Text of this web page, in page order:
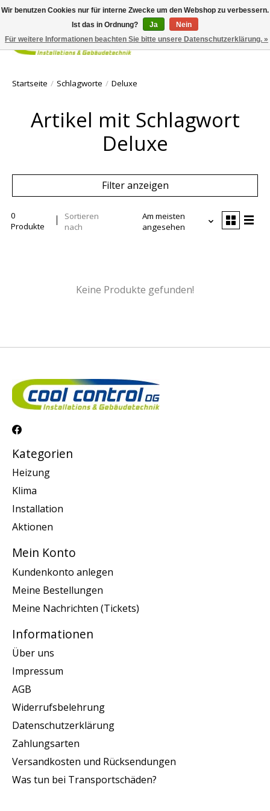
Ihr
Startseite / Schlagworte / Deluxe
Artikel mit Schlagwort
Deluxe
Filter anzeigen
0
Produkte
Sortieren
nach
Am meisten
angesehen
Keine Produkte gefunden!
Kategorien
Heizung
Klima
Installation
Aktionen
Mein Konto
Kundenkonto anlegen
Meine Bestellungen
Meine Nachrichten (Tickets)
Informationen
Über uns
Impressum
AGB
Widerrufsbelehrung
Datenschutzerklärung
Zahlungsarten
Versandkosten und Rücksendungen
Was tun bei Transportschäden?
Wir benutzen Cookies nur für interne Zwecke um den Webshop zu verbessern.
Ist das in Ordnung?
Ja
Nein
Für weitere Informationen beachten Sie bitte unsere Datenschutzerklärung. »